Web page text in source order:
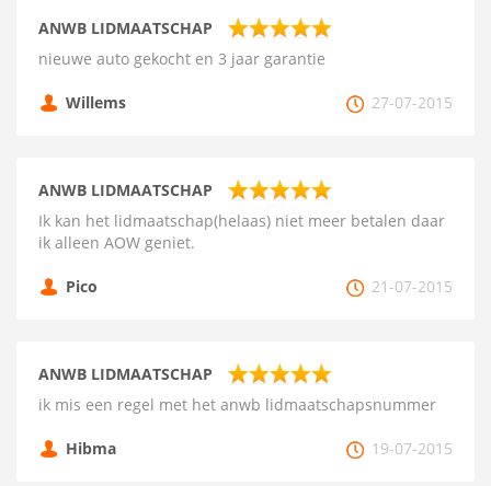
ANWB LIDMAATSCHAP
nieuwe auto gekocht en 3 jaar garantie
Willems 27-07-2015
ANWB LIDMAATSCHAP
Ik kan het lidmaatschap(helaas) niet meer betalen daar
ik alleen AOW geniet.
Pico 21-07-2015
ANWB LIDMAATSCHAP
ik mis een regel met het anwb lidmaatschapsnummer
Hibma 19-07-2015